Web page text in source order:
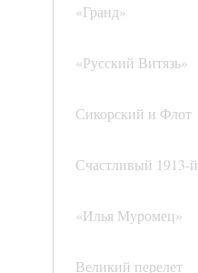
«Гранд»
«Русский Витязь»
Сикорский и Флот
Счастливый 1913-й
«Илья Муромец»
Великий перелет